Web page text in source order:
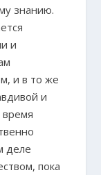
знанию.
и
и в то же
и
деле
пока